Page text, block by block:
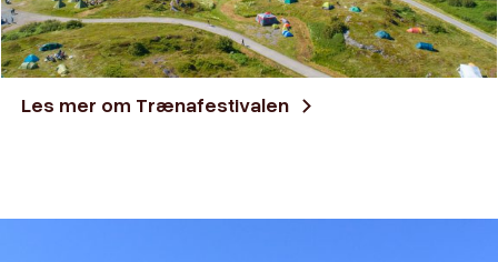
Les mer om Trænafestivalen